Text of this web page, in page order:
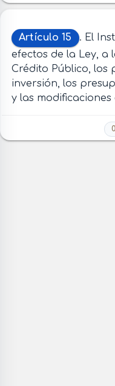
Artículo 15
. El
efectos de la Ley, a
Crédito Público, los
inversión, los
y las modificaciones